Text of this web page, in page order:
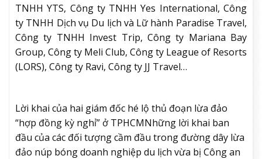
TNHH YTS, Công ty TNHH Yes International, Công
ty TNHH Dịch vụ Du lịch và Lữ hành Paradise Travel,
Công ty TNHH Invest Trip, Công ty Mariana Bay
Group, Công ty Meli Club, Công ty League of Resorts
(LORS), Công ty Ravi, Công ty JJ Travel…
Lời khai của hai giám đốc hé lộ thủ đoạn lừa đảo
“hợp đồng kỳ nghỉ” ở TPHCMNhững lời khai ban
đầu của các đối tượng cầm đầu trong đường dây lừa
đảo núp bóng doanh nghiệp du lịch vừa bị Công an